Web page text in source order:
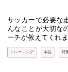
サッカーで必要な
んなことが大切な
ーチが教えてくれ
トレーニング 本誌 特